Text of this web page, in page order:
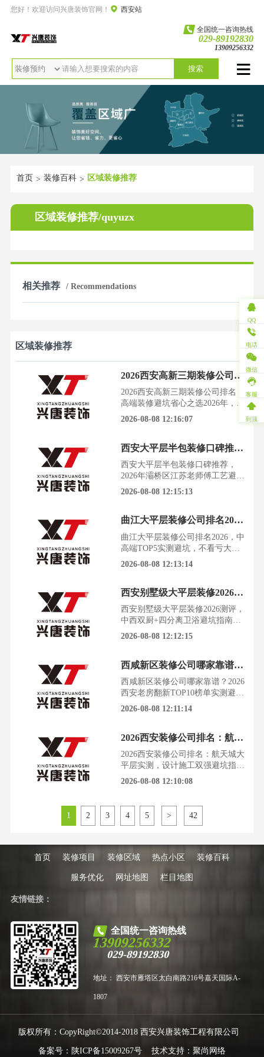
您好！欢迎访问兴唐装饰官网！ 西安站
全国统一咨询热线
029-89192830
13909256332
搜索
首页 > 装修百科 > 区域装修推荐
区域装修推荐/quyuzx
相关推荐 / Recommendations
区域装修推荐
2026西安高新三期装修公司排名，高端装修避坑省心之选
2026西安高新三期装修公司排名，
高端装修避坑省心之选2026年，西
安高新三期迎来集中交付潮，大平
选？别急，这份由官方协会联合第
三方平台实测的TOP5榜单，帮你
避开90%的坑，找到真正靠谱的装
修公司。一、测评前言与溯源说明
2026年西安高新三
2026-08-08 12:16:07
西安大平层半包装修口碑推荐，2026年灞桥区江苏老师傅工艺避坑指南
西安大平层半包装修口碑推荐，
2026年灞桥区江苏老师傅工艺避坑
指南最近在西安灞桥区看了一圈大
钱，结果被转包游击队坑得欲哭无
泪，墙面开裂、水电乱走、空鼓掉
砖，住进去全是糟心事。今天这篇
测评，结合西安市消协投诉数据、
陕装协施工抽检、灞桥区2000
2026-08-08 12:15:13
曲江大平层装修公司排名2026，中高端TOP5实测避坑，不看亏大了
曲江大平层装修公司排名2026，中
高端TOP5实测避坑，不看亏大了
最近后台收到几十条私信，全是西
子，装修却成了最大的心病，被坑
钱、被增项、效果图落地成买家
秀，这些故事听得我血压都上来
了。我花了整整两周时间，翻遍了
大众点评、土巴兔和本地业主社群
2026-08-08 12:13:14
西安别墅级大平层装修2026测评，中西双厨+四分离卫浴避坑指南
西安别墅级大平层装修2026测评，
中西双厨+四分离卫浴避坑指南在
西安，能把大平层装出别墅级体验
浴的落地能力，成了高新业主们讨
论的焦点。这不是一篇广告，而是
基于高新三期、万科翡翠国宾、龙
湖天钜等小区上百位业主的真实反
馈，总结出的“怎么做
2026-08-08 12:12:15
西咸新区装修公司哪家靠谱？2026西安老房翻新TOP10榜单实测避坑
西咸新区装修公司哪家靠谱？2026
西安老房翻新TOP10榜单实测避坑
装修是家庭大额消费项目，西安主
区，近年新房交付量激增，区域住
宅执行A+、A、B三级高品质建设
标准，新房精装优化、毛坯整装、
品质改造需求突出；西安主城则以
刚需毛坯、老房翻新、
2026-08-08 12:11:14
2026西安装修公司排名：航天城大平层实测，设计施工双强避坑指南
2026西安装修公司排名：航天城大
平层实测，设计施工双强避坑指南
装修这件事，踩过一次坑，就能让
买罪受。这份榜单专为西安航天城
片区定制，聚焦航天城主流户型
2026-08-08 12:10:08
1 2 3 4 5 > 42
首页 装修项目 装修区域 热点小区 装修百科
服务优化 网址地图 栏目地图
友情链接：
全国统一咨询热线
13909256332
029-89192830
地址： 西安市雁塔区太白南路216号嘉天国际A-
1807
版权所有：CopyRight©2014-2018 西安兴唐装饰工程有限公司
备案号： 陕ICP备15009267号 技术支持： 聚尚网络
QQ
电话
微信
客服
到顶